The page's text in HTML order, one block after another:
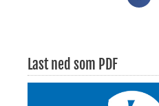
Last ned som PDF